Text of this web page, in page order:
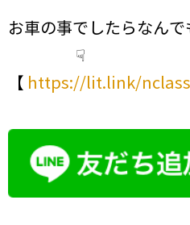
お車の事でしたらなん
☟
【 https://lit.link/